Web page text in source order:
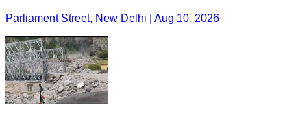
Parliament Street, New Delhi | Aug 10, 2026